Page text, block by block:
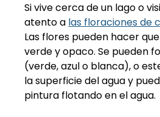
Si vive cerca de un lago o
atento a las floraciones de
Las flores pueden hacer
verde y opaco. Se pueden
(verde, azul o blanca), o
la superficie del agua y
pintura flotando en el agua.